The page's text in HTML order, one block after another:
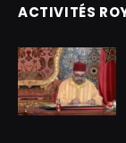
ACTIVITÉS